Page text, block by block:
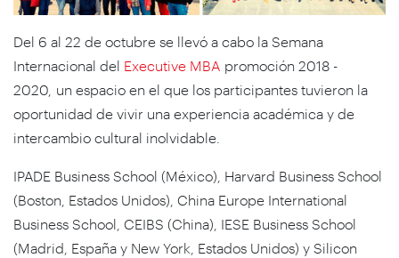
Del 6 al 22 de octubre se llevó a cabo la Semana
Internacional del Executive MBA promoción 2018 -
2020, un espacio en el que los participantes tuvieron la
oportunidad de vivir una experiencia académica y de
intercambio cultural inolvidable.
IPADE Business School (México), Harvard Business School
(Boston, Estados Unidos), China Europe International
Business School, CEIBS (China), IESE Business School
(Madrid, España y New York, Estados Unidos) y Silicon